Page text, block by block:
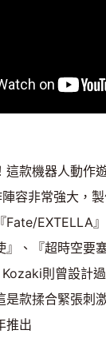
這款機器人動作
容非常強大，
Fate/EXTELLA
』、『超時空要
則曾設計
是款揉合緊張刺
推出